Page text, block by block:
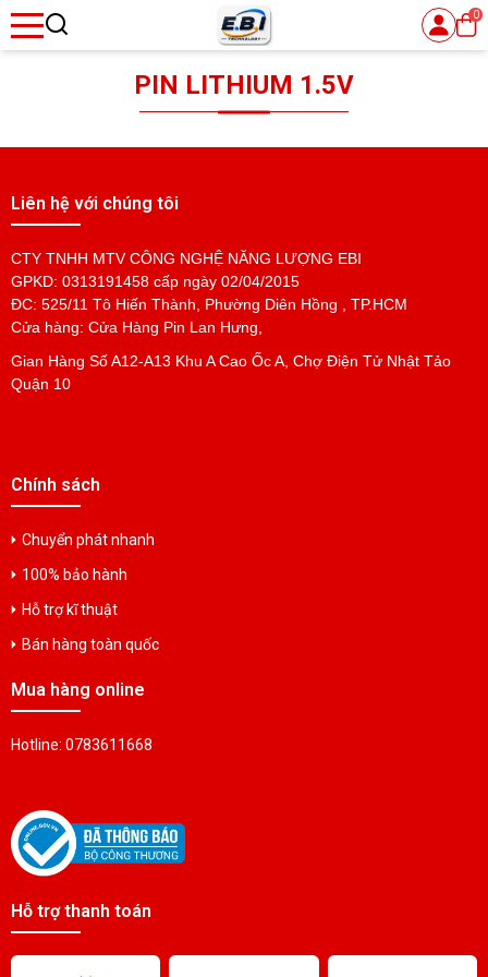
menu
0
PIN LITHIUM 1.5V
Liên hệ với chúng tôi
CTY TNHH MTV CÔNG NGHỆ NĂNG LƯỢNG EBI
GPKD: 0313191458 cấp ngày 02/04/2015
ĐC: 525/11 Tô Hiến Thành, Phường Diên Hồng , TP.HCM
Cửa hàng: Cửa Hàng Pin Lan Hưng,
Gian Hàng Số A12-A13 Khu A Cao Ốc A, Chợ Điện Tử Nhật Tảo
Quận 10
Chính sách
Chuyển phát nhanh
100% bảo hành
Hỗ trợ kĩ thuật
Bán hàng toàn quốc
Mua hàng online
Hotline: 0783611668
Hỗ trợ thanh toán